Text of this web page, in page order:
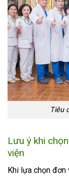
Tiêu
Lưu ý khi
viện
Khi lựa chọn